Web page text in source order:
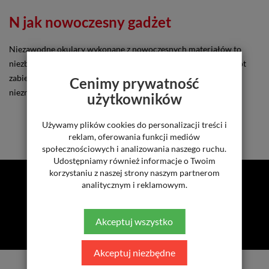
N jak nowoczesny gadżet
Niezawodne okulary wykonane z nowoczesnych materiałów to
niezbędny gadżet nawet dla sportowych nowicjuszy. Pod namiot
zabierz nowe okulary z kolekcji New Wave, a na narty model z
niezniszczalną soczewką NXT o regulowanych noskach.
ZNAJDŹ NAS NA
Cenimy prywatność
użytkowników
Używamy plików cookies do personalizacji treści i
reklam, oferowania funkcji mediów
społecznościowych i analizowania naszego ruchu.
Udostępniamy również informacje o Twoim
korzystaniu z naszej strony naszym partnerom
analitycznym i reklamowym.
Akceptuj wszystko
Akceptuj niezbędne